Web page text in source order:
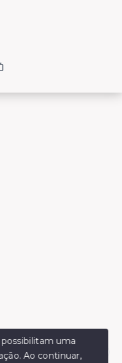
possibilitam uma
Ao continuar,